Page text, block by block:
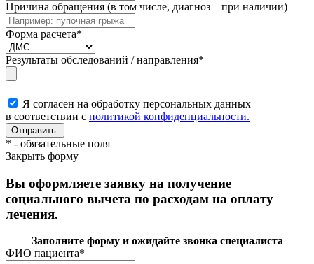
Причина обращения (в том числе, диагноз – при наличии)
Форма расчета*
Результаты обследований / направления*
Я согласен на обработку персональных данных
в соответствии с политикой конфиденциальности.
* - обязательные поля
Закрыть форму
Вы оформляете заявку на получение
социального вычета по расходам на оплату
лечения.
Заполните форму и ожидайте звонка специалиста
ФИО пациента*